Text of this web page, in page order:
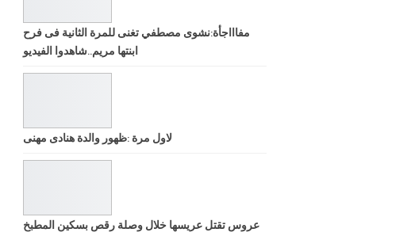
مفاااجأة:نشوى مصطفي تغنى للمرة الثانية فى فرح
ابنتها مريم..شاهدوا الفيديو
لاول مرة :ظهور والدة هنادى مهنى
عروس تقتل عريسها خلال وصلة رقص بسكين المطبخ